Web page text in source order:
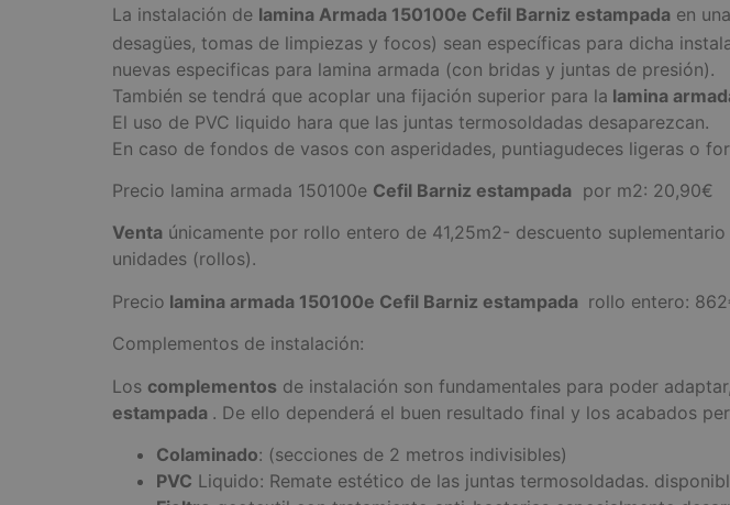
La instalación de lamina Armada 150100e Cefil Barniz estampada en
desagües, tomas de limpiezas y focos) sean específicas para dicha
nuevas especificas para lamina armada (con bridas y juntas de presión).
También se tendrá que acoplar una fijación superior para la lamina
El uso de PVC liquido hara que las juntas termosoldadas desaparezcan.
En caso de fondos de vasos con asperidades, puntiagudeces ligeras o
Precio lamina armada 150100e Cefil Barniz estampada por m2: 20,90€
Venta únicamente por rollo entero de 41,25m2- descuento
unidades (rollos).
Precio lamina armada 150100e Cefil Barniz estampada rollo entero:
Complementos de instalación:
Los complementos de instalación son fundamentales para poder
estampada . De ello dependerá el buen resultado final y los acabados
Colaminado: (secciones de 2 metros indivisibles)
PVC Liquido: Remate estético de las juntas termosoldadas.